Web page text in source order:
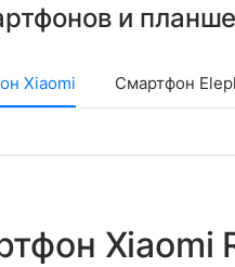
и
Xiaomi Смартфон
Xiaomi